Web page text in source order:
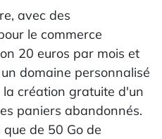
avec des
le commerce
20 euros par mois et
domaine personnalisé
création gratuite d'un
paniers abandonnés.
de 50 Go de